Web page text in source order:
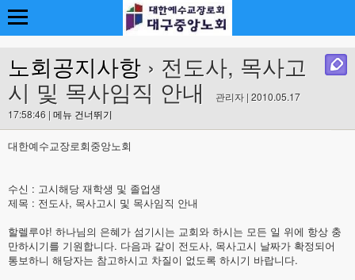
노회공지사항 › 전도사, 목사고
시 및 목사임직 안내
관리자 | 2010.05.17
17:58:46 | 메뉴 건너뛰기
대한예수교장로회중앙노회
수신 : 고시해당 재학생 및 졸업생
제목 : 전도사, 목사고시 및 목사임직 안내
할렐루야! 하나님의 은혜가 섬기시는 교회와 하시는 모든 일 위에 항상 충
만하시기를 기원합니다. 다음과 같이 전도사, 목사고시 날짜가 확정되어
통보하니 해당자는 참고하시고 차질이 없도록 하시기 바랍니다.